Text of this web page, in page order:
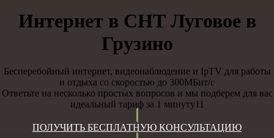
Интернет в СНТ Луговое в
Грузино
Бесперебойный интернет, видеонаблюдение и IpTV для работы
и отдыха со скоростью до 300МБит/с
Ответьте на несколько простых вопросов и мы подберем для вас
идеальный тариф за 1 минуту11
ПОЛУЧИТЬ БЕСПЛАТНУЮ КОНСУЛЬТАЦИЮ